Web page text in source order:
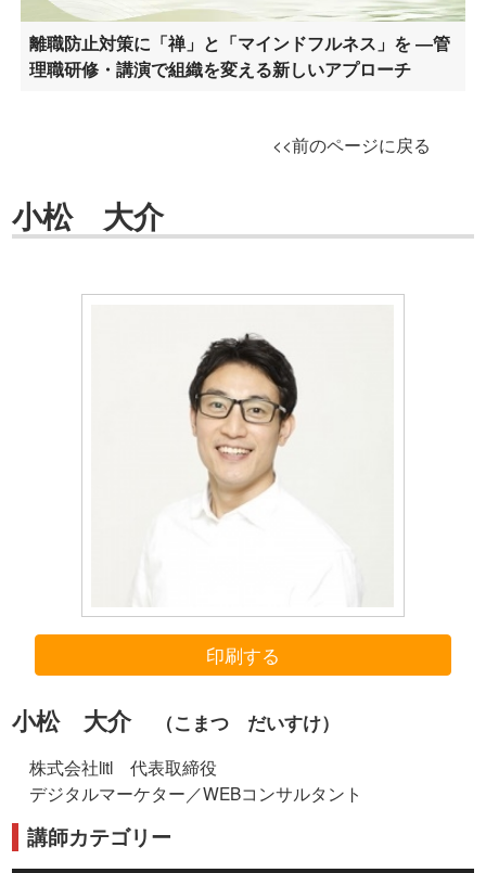
離職防止対策に「禅」と「マインドフルネス」を ―管
理職研修・講演で組織を変える新しいアプローチ
<<前のページに戻る
小松 大介
印刷する
小松 大介 （こまつ だいすけ）
株式会社litl 代表取締役
デジタルマーケター／WEBコンサルタント
講師カテゴリー